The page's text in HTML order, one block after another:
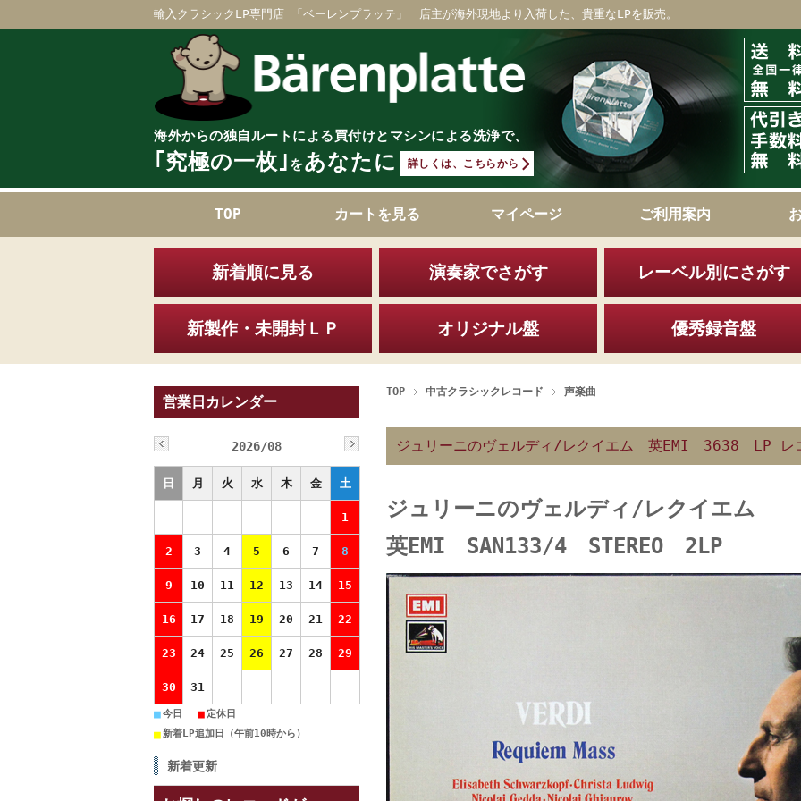
輸入クラシックLP専門店 「ベーレンプラッテ」 店主が海外現地より入荷した、貴重なLPを販売。
海外からの独自ルートによる買付けとマシンによる洗浄で、
｢究極の一枚｣ をあなたに 詳しくは、こちらから
TOP カートを見る マイページ ご利用案内
新着順に見る 演奏家でさがす レーベル別にさがす
新製作・未開封ＬＰ オリジナル盤 優秀録音盤
TOP 中古クラシックレコード 声楽曲
ジュリーニのヴェルディ/レクイエム 英EMI 3638 LP レ
ジュリーニのヴェルディ/レクイエム
英EMI SAN133/4 STEREO 2LP
営業日カレンダー
2026/08
日 月 火 水 木 金 土
1
2 3 4 5 6 7 8
9 10 11 12 13 14 15
16 17 18 19 20 21 22
23 24 25 26 27 28 29
30 31
■今日 ■ 定休日
■新着LP追加日（午前10時から）
新着更新